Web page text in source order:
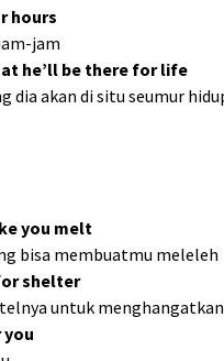
hours
jam
he’ll be there for life
dia akan di situ seumur
you melt
bisa membuatmu meleleh
shelter
untuk
you